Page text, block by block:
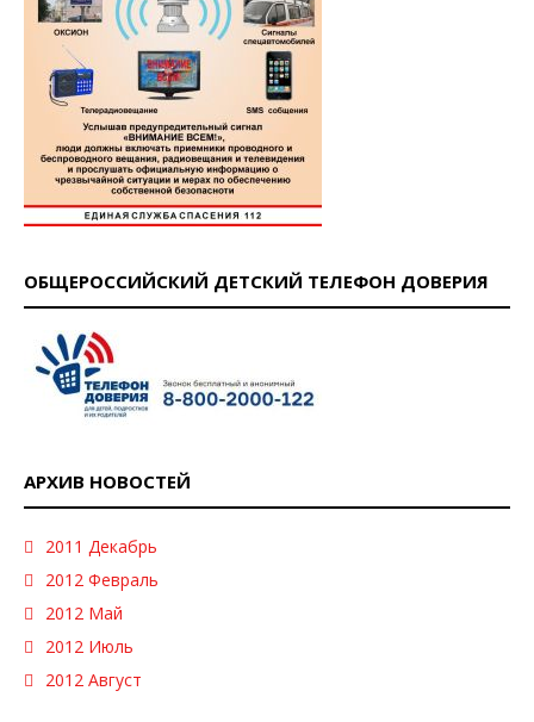
ОБЩЕРОССИЙСКИЙ ДЕТСКИЙ ТЕЛЕФОН ДОВЕРИЯ
АРХИВ НОВОСТЕЙ
2011 Декабрь
2012 Февраль
2012 Май
2012 Июль
2012 Август